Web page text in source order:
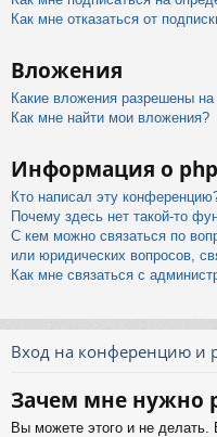
Как мне отказаться от
Вложения
Какие вложения разрешены
Как мне найти мои вложения?
Информация о
Кто написал эту
Почему здесь нет такой-то
С кем можно связаться по
или юридических вопросов,
Как мне связаться с
Вход на конференцию и
Зачем мне нужно
Вы можете этого и не делать.